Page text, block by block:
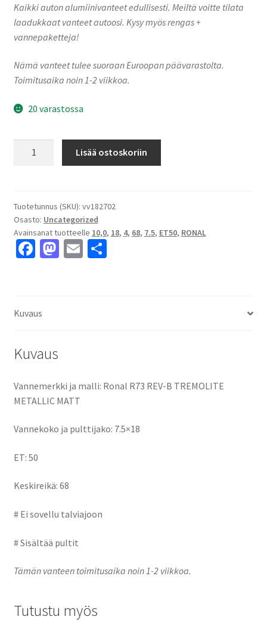
Kaikki auton alumiinivanteet edullisesti. Meiltä voitte tilata
laadukkaat vanteet autoosi. Kysy myös rengas +
vannepaketteja!
Nämä vanteet tulee suoraan Euroopan päävarastolta.
Toimitusaika noin 1-2 viikkoa.
20 varastossa
TREMOLITE
METALLIC
MATT
7.5x18"
määrä
Lisää ostoskoriin
Tuotetunnus (SKU): vv182702
Osasto: Uncategorized
Avainsanat tuotteelle 10,0, 18, 4, 68, 7.5, ET50, RONAL
Fa
o
M E S
Kuvaus
Kuvaus
Vannemerkki ja malli: Ronal R73 REV-B TREMOLITE
METALLIC MATT
Vannekoko ja pulttijako: 7.5×18
ET: 50
Keskireikä: 68
# Ei sovellu talviajoon
# Sisältää pultit
Tämän vanteen toimitusaika noin 1-2 viikkoa.
Tutustu myös